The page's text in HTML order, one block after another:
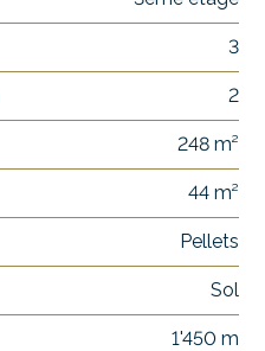
3
2
248 m²
44 m²
Pellets
Sol
1'450 m